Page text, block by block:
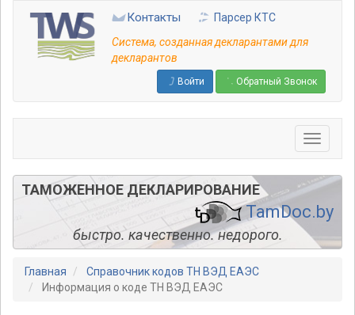
основному
содержанию
Контакты
Парсер КТС
Система, созданная декларантами для
декларантов
Войти Обратный Звонок
ТАМОЖЕННОЕ ДЕКЛАРИРОВАНИЕ
TamDoc.by
быстро. качественно. недорого.
Главная
Справочник кодов ТН ВЭД ЕАЭС
Информация о коде ТН ВЭД ЕАЭС